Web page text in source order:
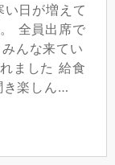
い日が増えて
全員出席で
んな来てい
ました 給食
き楽しん…